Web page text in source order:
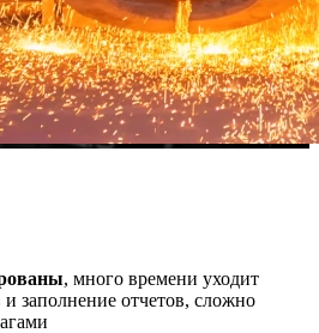
, много времени уходит
заполнение отчетов, сложно